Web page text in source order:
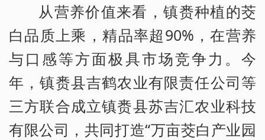
从营养价值来看，镇赉种植的茭
白品质上乘，精品率超90%，在营养
与口感等方面极具市场竞争力。今
年，镇赉县吉鹤农业有限责任公司等
三方联合成立镇赉县苏吉汇农业科技
有限公司，共同打造“万亩茭白产业园